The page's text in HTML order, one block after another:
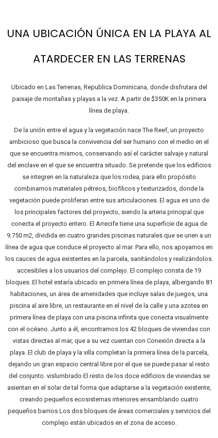
UNA UBICACIÓN ÚNICA EN LA PLAYA AL
ATARDECER EN LAS TERRENAS
Ubicado en Las Terrenas, Republica Dominicana, donde disfrutara del
paisaje de montañas y playas a la vez. A partir de $350K en la primera
línea de playa.
De la unión entre el agua y la vegetación nace The Reef, un proyecto
ambicioso que busca la convivencia del ser humano con el medio en el
que se encuentra mismos, conservando así el carácter salvaje y natural
del enclave en el que se encuentra situado. Se pretende que los edificios
se integren en la naturaleza que los rodea, para ello propósito
combinamos materiales pétreos, biofílicos y texturizados, donde la
vegetación puede proliferan entre sus articulaciones. El agua es uno de
los principales factores del proyecto, siendo la arteria principal que
conecta el proyecto entero. El Arrecife tiene una superficie de agua de
9.750 m2, dividida en cuatro grandes piscinas naturales que se unen a un
línea de agua que conduce el proyecto al mar. Para ello, nos apoyamos en
los cauces de agua existentes en la parcela, sanitándolos y realizándolos.
accesibles a los usuarios del complejo. El complejo consta de 19
bloques. El hotel estaría ubicado en primera línea de playa, albergando 81
habitaciones, un área de amenidades que incluye salas de juegos, una
piscina al aire libre, un restaurante en el nivel de la calle y una azotea en
primera línea de playa con una piscina infinita que conecta visualmente
con el océano. Junto a él, encontramos los 42 bloques de viviendas con
vistas directas al mar, que a su vez cuentan con Conexión directa a la
playa. El club de playa y la villa completan la primera línea de la parcela,
dejando un gran espacio central libre por el que se puede pasar al resto
del conjunto. vislumbrado El resto de los doce edificios de viviendas se
asientan en el solar de tal forma que adaptarse a la vegetación existente,
creando pequeños ecosistemas interiores ensamblando cuatro
pequeños barrios Los dos bloques de áreas comerciales y servicios del
complejo están ubicados en el zona de acceso.